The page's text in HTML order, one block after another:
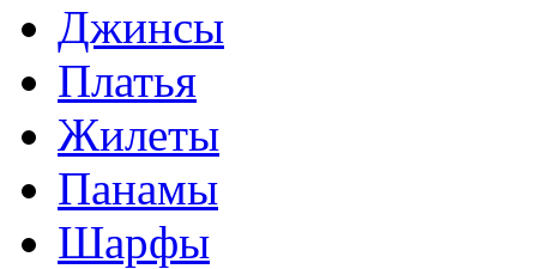
Джинсы
Платья
Жилеты
Панамы
Шарфы